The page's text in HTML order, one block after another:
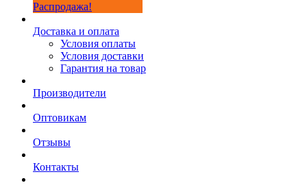
Распродажа!
Доставка и оплата
Условия оплаты
Условия доставки
Гарантия на товар
Производители
Оптовикам
Отзывы
Контакты